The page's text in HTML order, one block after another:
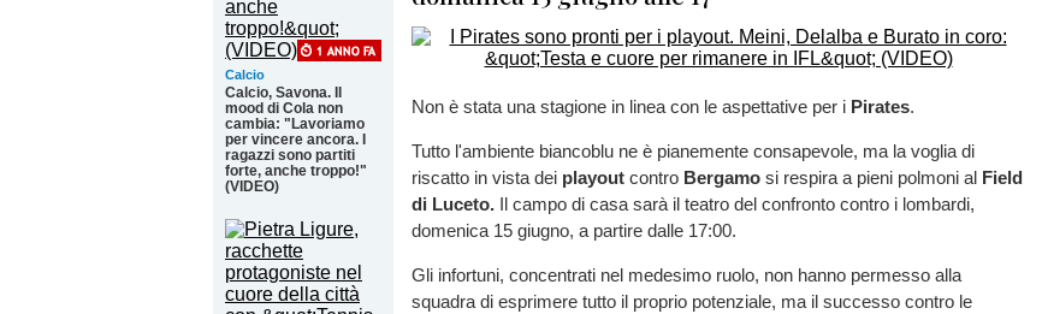
Calcio
Calcio, Savona. Il
mood di Cola non
cambia: "Lavoriamo
per vincere ancora. I
ragazzi sono partiti
forte, anche troppo!"
(VIDEO)
Non è stata una stagione in linea con le aspettative per i Pirates.
Tutto l'ambiente biancoblu ne è pianemente consapevole, ma la voglia di
riscatto in vista dei playout contro Bergamo si respira a pieni polmoni al Field
di Luceto. Il campo di casa sarà il teatro del confronto contro i lombardi,
domenica 15 giugno, a partire dalle 17:00.
Gli infortuni, concentrati nel medesimo ruolo, non hanno permesso alla
squadra di esprimere tutto il proprio potenziale, ma il successo contro le